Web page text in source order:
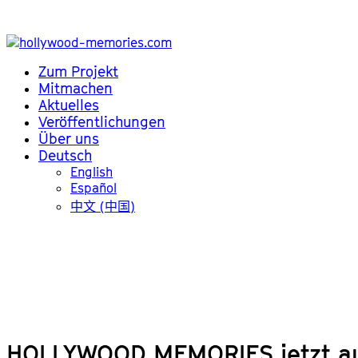
Zum Projekt
Mitmachen
Aktuelles
Veröffentlichungen
Über uns
Deutsch
English
Español
中文 (中国)